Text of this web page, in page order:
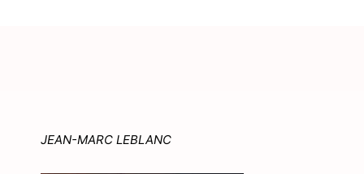
JEAN-MARC LEBLANC